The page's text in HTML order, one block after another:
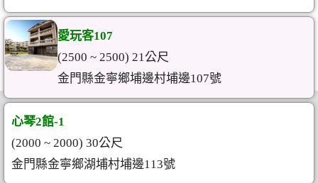
愛玩客107
(2500 ~ 2500) 21公尺
金門縣金寧鄉埔邊村埔邊107號
心琴2館-1
(2000 ~ 2000) 30公尺
金門縣金寧鄉湖埔村埔邊113號